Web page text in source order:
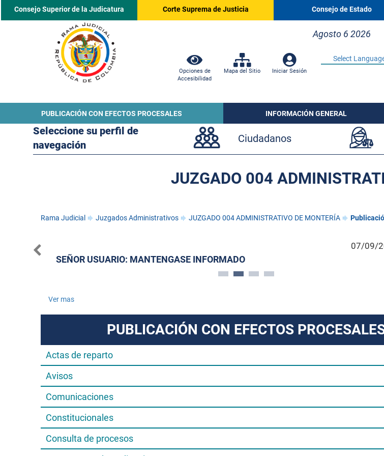
Consejo Superior de la Judicatura Corte Suprema de Justicia Consejo de Estado
Agosto 6 2026
Opciones de
Accesibilidad
Mapa del Sitio Iniciar Sesión
Select
PUBLICACIÓN CON EFECTOS PROCESALES INFORMACIÓN GENERAL
Seleccione su perfil de
navegación
Ciudadanos
JUZGADO 004
Rama Judicial Juzgados Administrativos JUZGADO 004 ADMINISTRATIVO DE MONTERÍA
01:43PM 07/09/
SEÑOR USUARIO: MANTENGASE INFORMADO
Ver mas
PUBLICACIÓN CON EFECTOS
Actas de reparto
Avisos
Comunicaciones
Constitucionales
Consulta de procesos